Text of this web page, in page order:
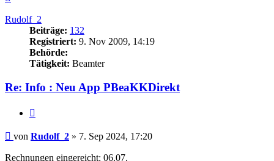
Rudolf_2
Beiträge: 132
Registriert: 9. Nov 2009, 14:19
Behörde:
Tätigkeit: Beamter
Re: Info : Neu App PBeaKKDirekt
Beitrag
von Rudolf_2 » 7. Sep 2024, 17:20
Rechnungen eingereicht: 06.07.